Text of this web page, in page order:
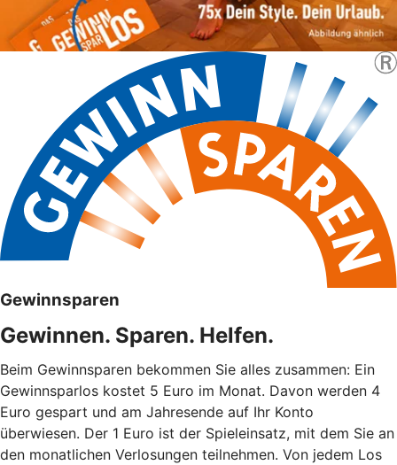
Gewinnsparen
Gewinnen. Sparen. Helfen.
Beim Gewinnsparen bekommen Sie alles zusammen: Ein
Gewinnsparlos kostet 5 Euro im Monat. Davon werden 4
Euro gespart und am Jahresende auf Ihr Konto
überwiesen. Der 1 Euro ist der Spieleinsatz, mit dem Sie an
den monatlichen Verlosungen teilnehmen. Von jedem Los